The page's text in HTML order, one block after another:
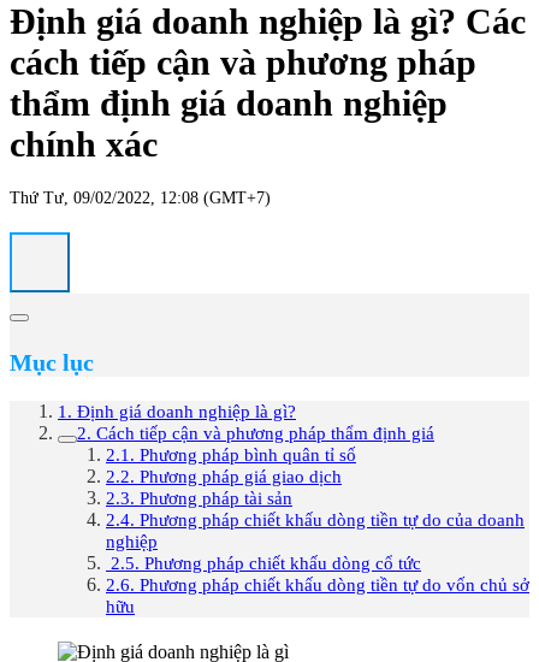
Định giá doanh nghiệp là gì? Các
cách tiếp cận và phương pháp
thẩm định giá doanh nghiệp
chính xác
Thứ Tư, 09/02/2022, 12:08 (GMT+7)
Mục lục
1. Định giá doanh nghiệp là gì?
2. Cách tiếp cận và phương pháp thẩm định giá
2.1. Phương pháp bình quân tỉ số
2.2. Phương pháp giá giao dịch
2.3. Phương pháp tài sản
2.4. Phương pháp chiết khấu dòng tiền tự do của doanh
nghiệp
2.5. Phương pháp chiết khấu dòng cổ tức
2.6. Phương pháp chiết khấu dòng tiền tự do vốn chủ sở
hữu